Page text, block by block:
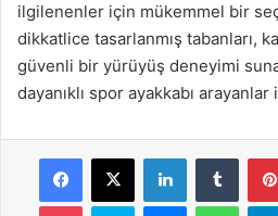
ilgilenenler için mükemmel bir
dikkatlice tasarlanmış tabanları,
güvenli bir yürüyüş deneyimi
dayanıklı spor ayakkabı arayanlar
Facebook
X LinkedIn
Pocket Skype Messenger